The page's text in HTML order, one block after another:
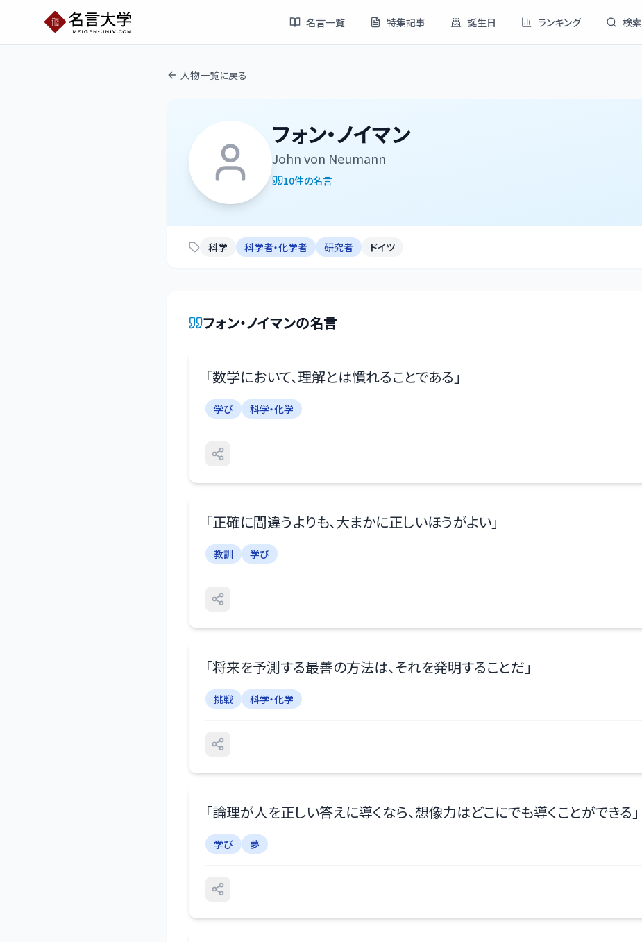
名言一覧 特集記事 誕生日 ランキング 検索
人物一覧に戻る
フォン・ノイマン
John von Neumann
10件の名言
科学 科学者・化学者 研究者 ドイツ
フォン・ノイマンの名言
「数学において、理解とは慣れることである 」
学び 科学・化学
「正確に間違うよりも、大まかに正しいほうがよい」
教訓 学び
「将来を予測する最善の方法は、それを発明することだ 」
挑戦 科学・化学
「論理が人を正しい答えに導くなら、想像力はどこにでも導くことができる 」
学び 夢